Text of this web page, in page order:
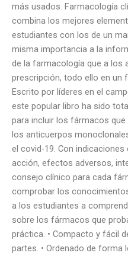
más usados. Farmacología
combina los mejores
estudiantes con los de un
misma importancia a la
de la farmacología que a los
prescripción, todo ello en un
Escrito por líderes en el
este popular libro ha sido
para incluir los fármacos
los anticuerpos
el covid-19. Con
acción, efectos adversos,
consejo clínico para cada
comprobar los
a los estudiantes a
sobre los fármacos que
práctica. • Compacto y fácil
partes. • Ordenado de